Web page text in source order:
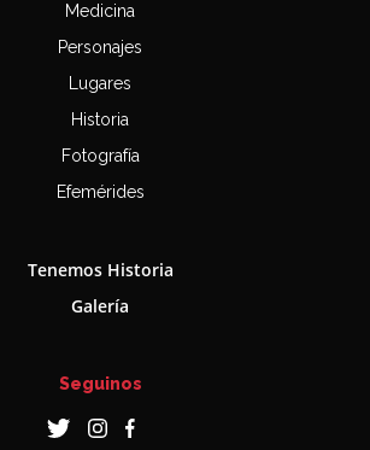
Medicina
Personajes
Lugares
Historia
Fotografía
Efemérides
Tenemos Historia
Galería
Seguinos